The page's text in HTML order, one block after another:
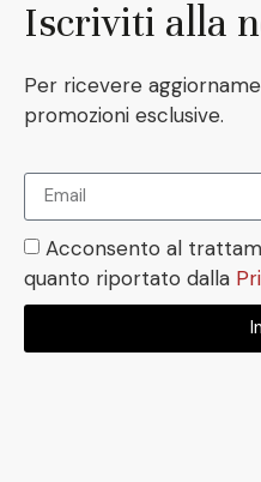
Iscriviti alla
Per ricevere
promozioni esclusive.
Acconsento al
quanto riportato dalla